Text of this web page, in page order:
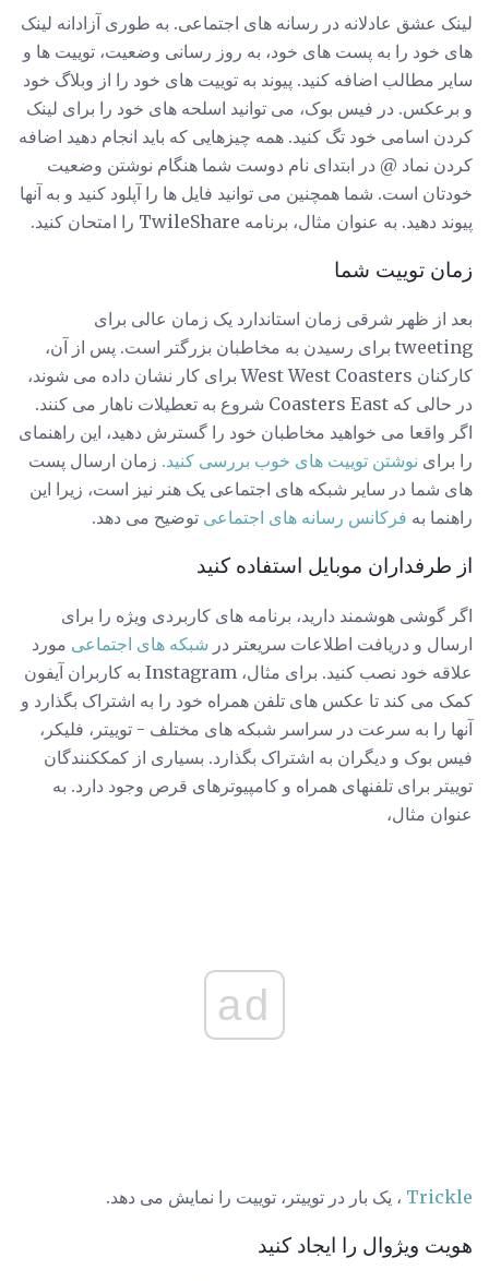
لینک عشق عادلانه در رسانه های اجتماعی. به طوری آزادانه لینک
های خود را به پست های خود، به روز رسانی وضعیت، توییت ها و
سایر مطالب اضافه کنید. پیوند به توییت های خود را از وبلاگ خود
و برعکس. در فیس بوک، می توانید اسلحه های خود را برای لینک
کردن اسامی خود تگ کنید. همه چیزهایی که باید انجام دهید اضافه
کردن نماد @ در ابتدای نام دوست شما هنگام نوشتن وضعیت
خودتان است. شما همچنین می توانید فایل ها را آپلود کنید و به آنها
پیوند دهید. به عنوان مثال، برنامه TwileShare را امتحان کنید.
زمان توییت شما
بعد از ظهر شرقی زمان استاندارد یک زمان عالی برای
tweeting برای رسیدن به مخاطبان بزرگتر است. پس از آن،
کارکنان West West Coasters برای کار نشان داده می شوند،
در حالی که Coasters East شروع به تعطیلات ناهار می کنند.
اگر واقعا می خواهید مخاطبان خود را گسترش دهید، این راهنمای
را برای نوشتن توییت های خوب بررسی کنید. زمان ارسال پست
های شما در سایر شبکه های اجتماعی یک هنر نیز است، زیرا این
راهنما به فرکانس رسانه های اجتماعی توضیح می دهد.
از طرفداران موبایل استفاده کنید
اگر گوشی هوشمند دارید، برنامه های کاربردی ویژه را برای
ارسال و دریافت اطلاعات سریعتر در شبکه های اجتماعی مورد
علاقه خود نصب کنید. برای مثال، Instagram به کاربران آیفون
کمک می کند تا عکس های تلفن همراه خود را به اشتراک بگذارد و
آنها را به سرعت در سراسر شبکه های مختلف - توییتر، فلیکر،
فیس بوک و دیگران به اشتراک بگذارد. بسیاری از کمککنندگان
توییتر برای تلفنهای همراه و کامپیوترهای قرص وجود دارد. به
عنوان مثال،
ad
Trickle ، یک بار در توییتر، توییت را نمایش می دهد.
هویت ویژوال را ایجاد کنید